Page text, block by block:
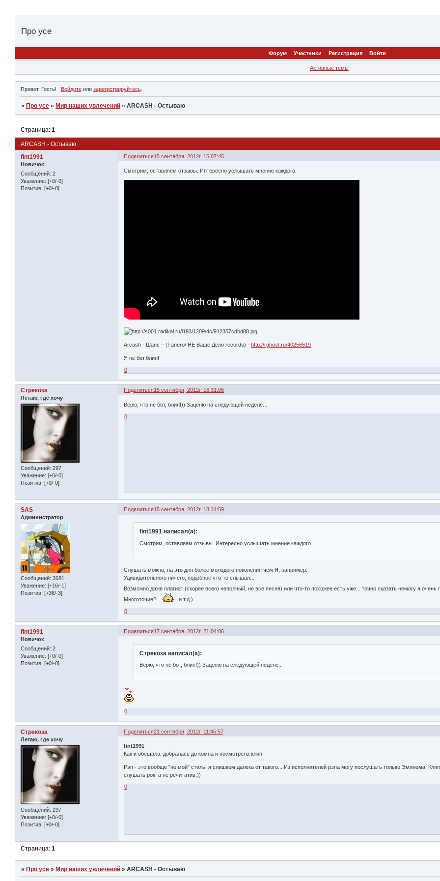
Про усе
Форум Участники Регистрация Войти
Активные темы
Привет, Гость! Войдитеили зарегистрируйтесь.
» Про усе » Мир наших увлечений »ARCASH - Остываю
ARCASH - Остываю
Страница:1
Поделиться15 сентября, 2012г. 15:07:45
fint1991
Новичок
Сообщений: 2
Уважение: [+0/-0]
Позитив: [+0/-0]
Смотрим, оставляем отзывы. Интересно услышать мнение каждого.
Arcash - Шанс – (Fanero/ НЕ Ваше Дело records) -http://rghost.ru/40256519
Я не бот,блин!
0
Поделиться15 сентября, 2012г. 16:31:06
Стрекоза
Летаю, где хочу
Сообщений: 297
Уважение: [+0/-0]
Позитив: [+0/-0]
Верю, что не бот, блин!)) Заценю на следующей неделе...
0
Поделиться15 сентября, 2012г. 18:31:59
SAS
Администратор
Сообщений: 3681
Уважение: [+16/-1]
Позитив: [+36/-3]
fint1991 написал(а):
Смотрим, оставляем отзывы. Интересно услышать мнение каждого.
Слушать можно, на это для более молодого поколения чем Я, например.
Удивидительного ничего, подобное что-то слышал...
Возможно даже плагиат (скорее всего неполный, не все песня) или что-то похожее есть уже... точно сказать немогу я
Многоточие?..
и т.д.)
0
Поделиться17 сентября, 2012г. 21:04:06
fint1991
Новичок
Сообщений: 2
Уважение: [+0/-0]
Позитив: [+0/-0]
Стрекоза написал(а):
Верю, что не бот, блин!)) Заценю на следующей неделе...
0
Поделиться21 сентября, 2012г. 11:45:57
Стрекоза
Летаю, где хочу
Сообщений: 297
Уважение: [+0/-0]
Позитив: [+0/-0]
fint1991
Как и обещала, добралась до компа и посмотрела клип.
Рэп - это вообще "не мой" стиль, я слишком далека от такого... Из исполнителей рэпа могу послушать только Эминема.
слушать рок, а не речитатив.))
0
Страница:1
»Про усе »Мир наших увлечений »ARCASH - Остываю